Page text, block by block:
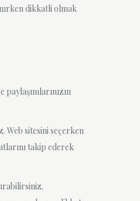
dikkatli olmak
Web sitesini seçerken
takip ederek